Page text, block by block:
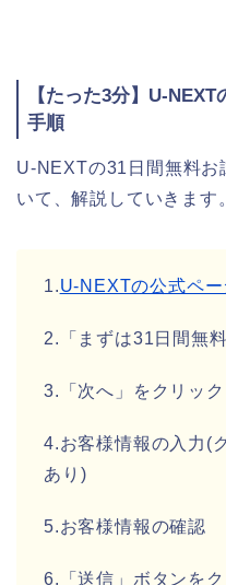
【たった3分】U-
手順
U-NEXTの31日間無料お
いて、解説していきます
1.U-NEXTの公式ペ
2.「まずは31日間無
3.「次へ」をクリック
4.お客様情報の入力(
あり)
5.お客様情報の確認
6.「送信」ボタンをク